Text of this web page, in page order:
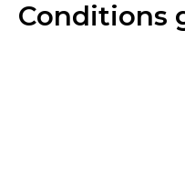
AllerConditions